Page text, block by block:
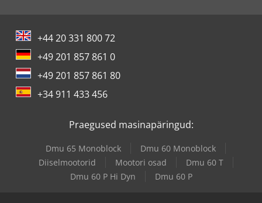
+44 20 331 800 72
+49 201 857 861 0
+49 201 857 861 80
+34 911 433 456
Praegused masinapäringud:
Dmu 65 Monoblock
Dmu 60 Monoblock
Diiselmootorid
Mootori osad
Dmu 60 T
Dmu 60 P Hi Dyn
Dmu 60 P